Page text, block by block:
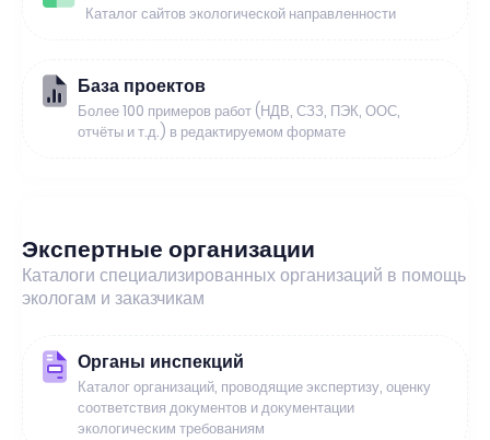
Каталог сайтов экологической направленности
База проектов
Более 100 примеров работ (НДВ, СЗЗ, ПЭК, ООС,
отчёты и т.д.) в редактируемом формате
Экспертные организации
Каталоги специализированных организаций в помощь
экологам и заказчикам
Органы инспекций
Каталог организаций, проводящие экспертизу, оценку
соответствия документов и документации
экологическим требованиям